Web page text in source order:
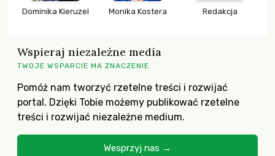
Dominika Kieruzel Monika Kostera Redakcja
Wspieraj niezależne media
TWOJE WSPARCIE MA ZNACZENIE
Pomóż nam tworzyć rzetelne treści i rozwijać
portal. Dzięki Tobie możemy publikować rzetelne
treści i rozwijać niezależne medium.
Wesprzyj nas →